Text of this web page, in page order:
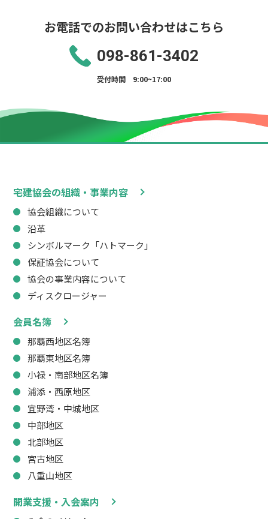
お電話でのお問い合わせはこちら
098-861-3402
受付時間 9:00~17:00
宅建協会の組織・事業内容
協会組織について
沿革
シンボルマーク「ハトマーク」
保証協会について
協会の事業内容について
ディスクロージャー
会員名簿
那覇西地区名簿
那覇東地区名簿
小禄・南部地区名簿
浦添・西原地区
宜野湾・中城地区
中部地区
北部地区
宮古地区
八重山地区
開業支援・入会案内